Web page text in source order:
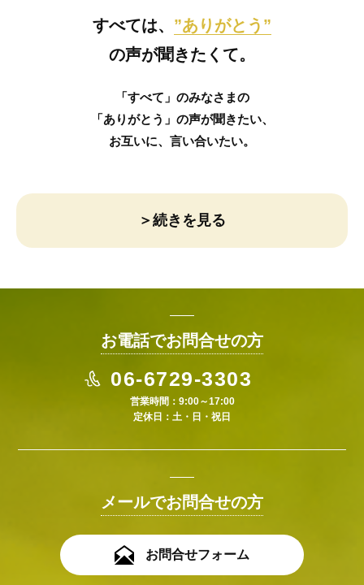
すべては、 ”ありがとう”
の声が聞きたくて。
「すべて」のみなさまの
「ありがとう」の声が聞きたい、
お互いに、言い合いたい。
＞続きを見る
お電話でお問合せの方
06-6729-3303
営業時間：9:00～17:00
定休日：土・日・祝日
メールでお問合せの方
お問合せフォーム